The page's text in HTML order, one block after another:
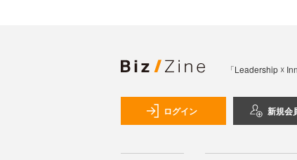
「Leadership ☓
ログイン 新規会